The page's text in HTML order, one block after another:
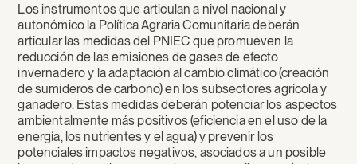
Los instrumentos que articulan a nivel nacional y
autonómico la Política Agraria Comunitaria deberán
articular las medidas del PNIEC que promueven la
reducción de las emisiones de gases de efecto
invernadero y la adaptación al cambio climático (creación
de sumideros de carbono) en los subsectores agrícola y
ganadero. Estas medidas deberán potenciar los aspectos
ambientalmente más positivos (eficiencia en el uso de la
energía, los nutrientes y el agua) y prevenir los
potenciales impactos negativos, asociados a un posible